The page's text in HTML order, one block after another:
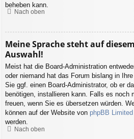
beheben kann.
Nach oben
Meine Sprache steht auf
Auswahl!
Meist hat die Board-Administration
oder niemand hat das Forum bislang in
Sie ggf. einen Board-Administrator, ob er
benötigen, installieren kann. Falls es noch
freuen, wenn Sie es übersetzen würden.
können auf der Website von phpBB Limited
werden.
Nach oben